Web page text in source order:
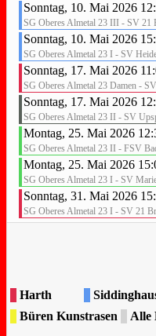
Sonntag, 10. Mai 2026
SG Oberes Almetal 23 III - SV 21
Sonntag, 10. Mai 2026
SG Oberes Almetal 23 I - SV
Sonntag, 17. Mai 2026
SG Oberes Almetal 23 Damen -
Sonntag, 17. Mai 2026
SG Oberes Almetal 23 II - SV
Montag, 25. Mai 2026
SG Oberes Almetal 23 II - FSV
Montag, 25. Mai 2026
SG Oberes Almetal 23 I - SV
Sonntag, 31. Mai 2026
SG Oberes Almetal 23 I - SV 21
Harth
Büren Kunstrasen
Alle